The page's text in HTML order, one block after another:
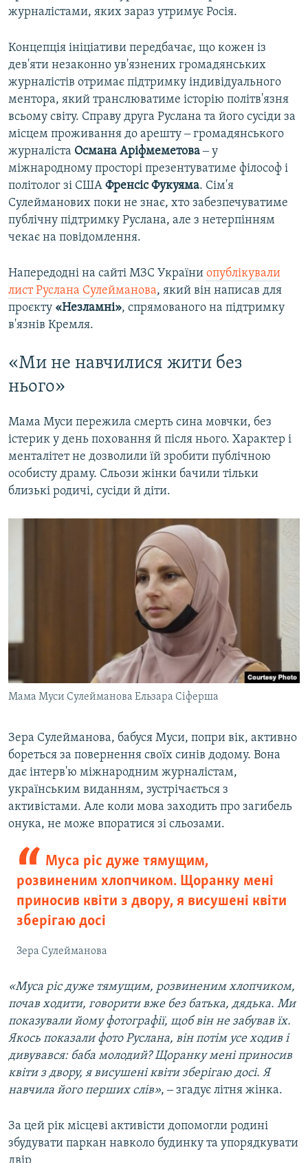
журналістами, яких зараз утримує Росія.
Концепція ініціативи передбачає, що кожен із
дев'яти незаконно ув'язнених громадянських
журналістів отримає підтримку індивідуального
ментора, який транслюватиме історію політв'язня
всьому світу. Справу друга Руслана та його сусіди за
місцем проживання до арешту ‒ громадянського
журналіста Османа Аріфмеметова‒ у
міжнародному просторі презентуватиме філософ і
політолог зі США Френсіс Фукуяма. Сім'я
Сулейманових поки не знає, хто забезпечуватиме
публічну підтримку Руслана, але з нетерпінням
чекає на повідомлення.
Напередодні на сайті МЗС України опублікували
лист Руслана Сулейманова, який він написав для
проєкту «Незламні», спрямованого на підтримку
в'язнів Кремля.
«Ми не навчилися жити без
нього»
Мама Муси пережила смерть сина мовчки, без
істерик у день поховання й після нього. Характер і
менталітет не дозволили їй зробити публічною
особисту драму. Сльози жінки бачили тільки
близькі родичі, сусіди й діти.
Мама Муси Сулейманова Ельзара Сіферша
Зера Сулейманова, бабуся Муси, попри вік, активно
бореться за повернення своїх синів додому. Вона
дає інтерв'ю міжнародним журналістам,
українським виданням, зустрічається з
активістами. Але коли мова заходить про загибель
онука, не може впоратися зі сльозами.
Муса ріс дуже тямущим,
розвиненим хлопчиком. Щоранку мені
приносив квіти з двору, я висушені квіти
зберігаю досі
Зера Сулейманова
«Муса ріс дуже тямущим, розвиненим хлопчиком,
почав ходити, говорити вже без батька, дядька. Ми
показували йому фотографії, щоб він не забував їх.
Якось показали фото Руслана, він потім усе ходив і
дивувався: баба молодий? Щоранку мені приносив
квіти з двору, я висушені квіти зберігаю досі. Я
навчила його перших слів», ‒ згадує літня жінка.
За цей рік місцеві активісти допомогли родині
збудувати паркан навколо будинку та упорядкувати
двір